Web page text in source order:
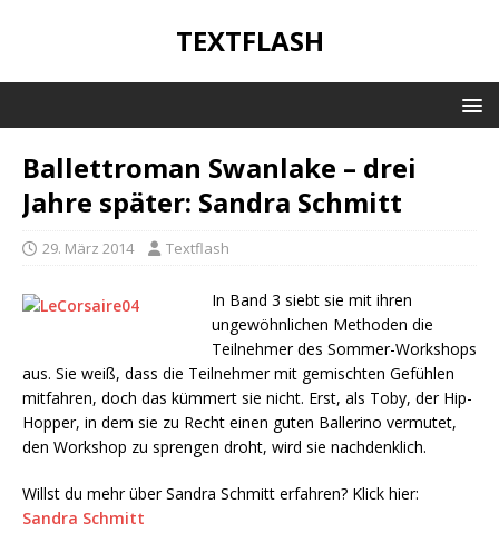
TEXTFLASH
Ballettroman Swanlake – drei
Jahre später: Sandra Schmitt
29. März 2014 Textflash
In Band 3 siebt sie mit ihren
ungewöhnlichen Methoden die
Teilnehmer des Sommer-Workshops
aus. Sie weiß, dass die Teilnehmer mit gemischten Gefühlen
mitfahren, doch das kümmert sie nicht. Erst, als Toby, der Hip-
Hopper, in dem sie zu Recht einen guten Ballerino vermutet,
den Workshop zu sprengen droht, wird sie nachdenklich.
Willst du mehr über Sandra Schmitt erfahren? Klick hier:
Sandra Schmitt